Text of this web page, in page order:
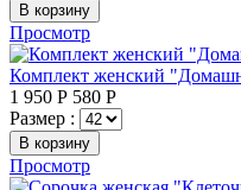
В корзину
Просмотр
Комплект женский
1 950 Р 580 Р
Размер :
В корзину
Просмотр